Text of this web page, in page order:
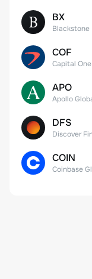
BX
Blackstone
COF
APO
DFS
COIN